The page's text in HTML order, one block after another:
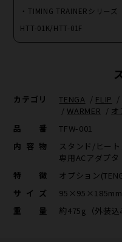
・TIMING TRAINERシリーズ
HTT-01K/HTT-01F
カテゴリ TENGA / FLIP /
/ WARMER / オ
品番
TFW-001
内容物
スタンド/ヒート
専用ACアダプタ
特徴
オプション
サイズ
95×95×185mm
重量
約475g（外装込